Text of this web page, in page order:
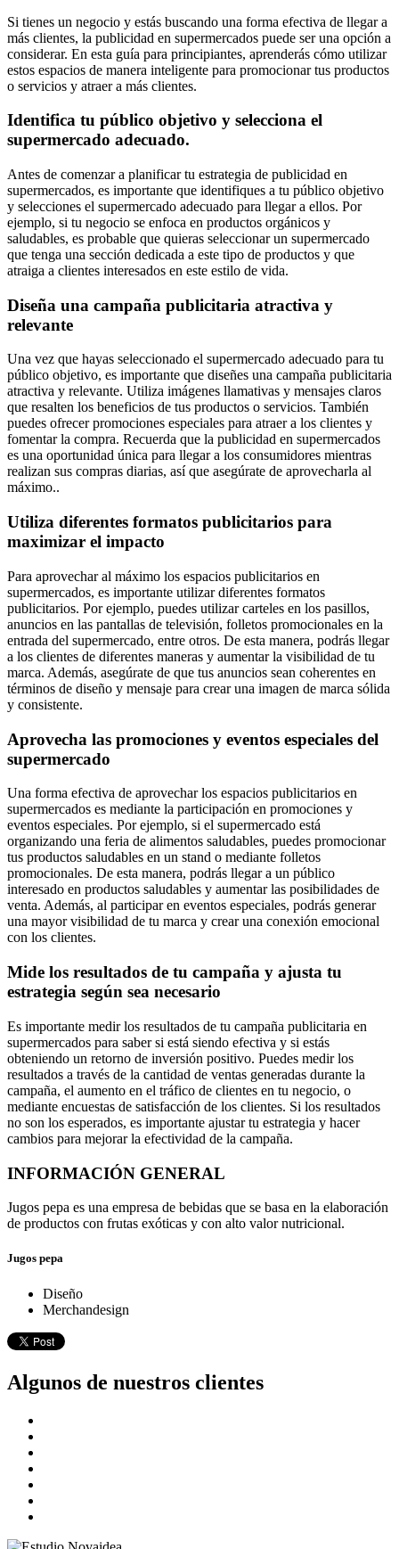
Si tienes un negocio y estás buscando una forma efectiva de llegar a
más clientes, la publicidad en supermercados puede ser una opción a
considerar. En esta guía para principiantes, aprenderás cómo utilizar
estos espacios de manera inteligente para promocionar tus productos
o servicios y atraer a más clientes.
Identifica tu público objetivo y selecciona el
supermercado adecuado.
Antes de comenzar a planificar tu estrategia de publicidad en
supermercados, es importante que identifiques a tu público objetivo
y selecciones el supermercado adecuado para llegar a ellos. Por
ejemplo, si tu negocio se enfoca en productos orgánicos y
saludables, es probable que quieras seleccionar un supermercado
que tenga una sección dedicada a este tipo de productos y que
atraiga a clientes interesados en este estilo de vida.
Diseña una campaña publicitaria atractiva y
relevante
Una vez que hayas seleccionado el supermercado adecuado para tu
público objetivo, es importante que diseñes una campaña publicitaria
atractiva y relevante. Utiliza imágenes llamativas y mensajes claros
que resalten los beneficios de tus productos o servicios. También
puedes ofrecer promociones especiales para atraer a los clientes y
fomentar la compra. Recuerda que la publicidad en supermercados
es una oportunidad única para llegar a los consumidores mientras
realizan sus compras diarias, así que asegúrate de aprovecharla al
máximo..
Utiliza diferentes formatos publicitarios para
maximizar el impacto
Para aprovechar al máximo los espacios publicitarios en
supermercados, es importante utilizar diferentes formatos
publicitarios. Por ejemplo, puedes utilizar carteles en los pasillos,
anuncios en las pantallas de televisión, folletos promocionales en la
entrada del supermercado, entre otros. De esta manera, podrás llegar
a los clientes de diferentes maneras y aumentar la visibilidad de tu
marca. Además, asegúrate de que tus anuncios sean coherentes en
términos de diseño y mensaje para crear una imagen de marca sólida
y consistente.
Aprovecha las promociones y eventos especiales del
supermercado
Una forma efectiva de aprovechar los espacios publicitarios en
supermercados es mediante la participación en promociones y
eventos especiales. Por ejemplo, si el supermercado está
organizando una feria de alimentos saludables, puedes promocionar
tus productos saludables en un stand o mediante folletos
promocionales. De esta manera, podrás llegar a un público
interesado en productos saludables y aumentar las posibilidades de
venta. Además, al participar en eventos especiales, podrás generar
una mayor visibilidad de tu marca y crear una conexión emocional
con los clientes.
Mide los resultados de tu campaña y ajusta tu
estrategia según sea necesario
Es importante medir los resultados de tu campaña publicitaria en
supermercados para saber si está siendo efectiva y si estás
obteniendo un retorno de inversión positivo. Puedes medir los
resultados a través de la cantidad de ventas generadas durante la
campaña, el aumento en el tráfico de clientes en tu negocio, o
mediante encuestas de satisfacción de los clientes. Si los resultados
no son los esperados, es importante ajustar tu estrategia y hacer
cambios para mejorar la efectividad de la campaña.
INFORMACIÓN GENERAL
Jugos pepa es una empresa de bebidas que se basa en la elaboración
de productos con frutas exóticas y con alto valor nutricional.
Jugos pepa
Diseño
Merchandesign
Algunos de nuestros clientes